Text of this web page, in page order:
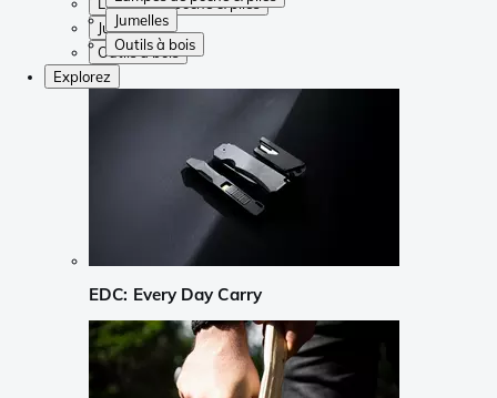
Jumelles
Outils à bois
Jumelles
Outils à bois
Explorez
EDC: Every Day Carry